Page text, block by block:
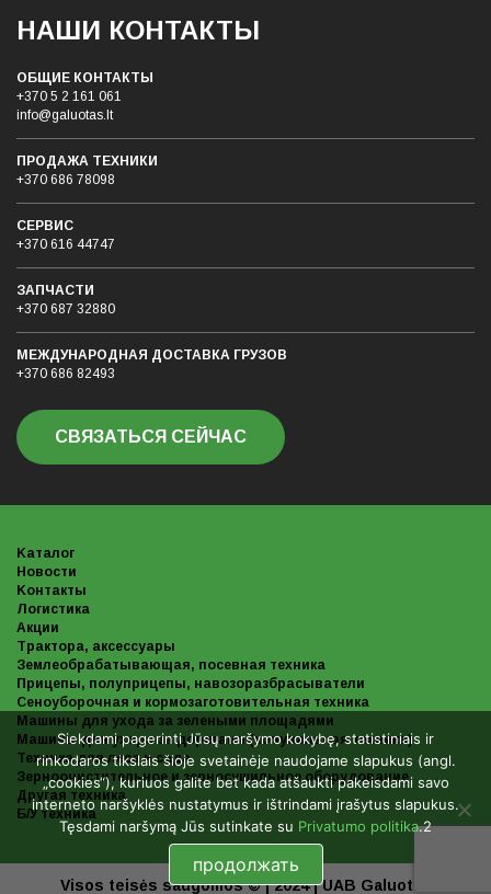
НАШИ КОНТАКТЫ
ОБЩИЕ КОНТАКТЫ
+370 5 2 161 061
info@galuotas.lt
ПРОДАЖА ТЕХНИКИ
+370 686 78098
СЕРВИС
+370 616 44747
ЗАПЧАСТИ
+370 687 32880
МЕЖДУНАРОДНАЯ ДОСТАВКА ГРУЗОB
+370 686 82493
СВЯЗАТЬСЯ СЕЙЧАС
Kаталог
Новости
Kонтакты
Логистика
Акции
Трактора, аксессуары
Землеобрабатывающая, посевная техника
Прицепы, полуприцепы, навозоразбрасыватели
Сеноуборочная и кормозаготовительная техника
Машины для ухода за зелеными площадями
Машины для ухода за дорогами (комунальная техника)
Техника для леса и сада
Зерноочистительное и зерносушильное оборудование
Другая техника
Б/У техника
Visos teisės saugomos © | 2024 | UAB Galuotas
Siekdami pagerinti Jūsų naršymo kokybę, statistiniais ir
rinkodaros tikslais šioje svetainėje naudojame slapukus (angl.
„cookies“), kuriuos galite bet kada atšaukti pakeisdami savo
interneto naršyklės nustatymus ir ištrindami įrašytus slapukus.
Tęsdami naršymą Jūs sutinkate su Privatumo politika.2
продолжать